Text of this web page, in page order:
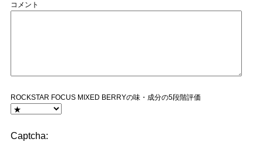
コメント
ROCKSTAR FOCUS MIXED BERRYの味・成分の5段階評価
Captcha: